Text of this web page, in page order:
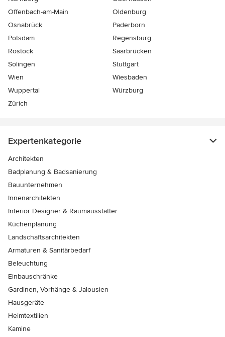
Offenbach-am-Main
Oldenburg
Osnabrück
Paderborn
Potsdam
Regensburg
Rostock
Saarbrücken
Solingen
Stuttgart
Wien
Wiesbaden
Wuppertal
Würzburg
Zürich
Expertenkategorie
Architekten
Badplanung & Badsanierung
Bauunternehmen
Innenarchitekten
Interior Designer & Raumausstatter
Küchenplanung
Landschaftsarchitekten
Armaturen & Sanitärbedarf
Beleuchtung
Einbauschränke
Gardinen, Vorhänge & Jalousien
Hausgeräte
Heimtextilien
Kamine